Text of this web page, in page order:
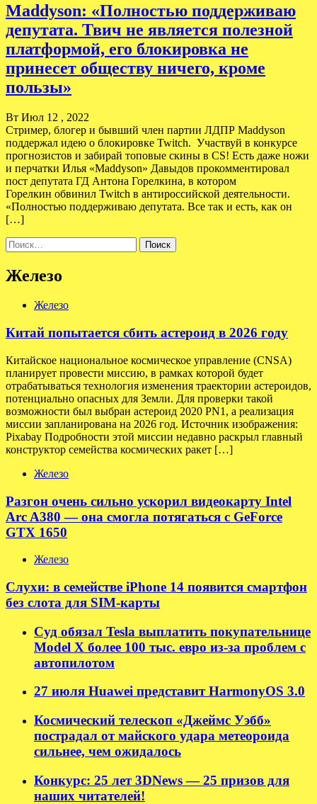
Maddyson: «Полностью поддерживаю
депутата. Твич не является полезной
платформой, его блокировка не
принесет обществу ничего, кроме
пользы»
Вт Июл 12 , 2022
Стример, блогер и бывший член партии ЛДПР Maddyson
поддержал идею о блокировке Twitch. Участвуй в конкурсе
прогнозистов и забирай топовые скины в CS! Есть даже ножи
и перчатки Илья «Maddyson» Давыдов прокомментировал
пост депутата ГД Антона Горелкина, в котором
Горелкин обвинил Twitch в антироссийской деятельности.
«Полностью поддерживаю депутата. Все так и есть, как он
[…]
Найти:
Железо
Железо
Китай попытается сбить астероид в 2026 году
Китайское национальное космическое управление (CNSA)
планирует провести миссию, в рамках которой будет
отрабатываться технология изменения траектории астероидов,
потенциально опасных для Земли. Для проверки такой
возможности был выбран астероид 2020 PN1, а реализация
миссии запланирована на 2026 год. Источник изображения:
Pixabay Подробности этой миссии недавно раскрыл главный
конструктор семейства космических ракет […]
Железо
Разгон очень сильно ускорил видеокарту Intel
Arc A380 — она смогла потягаться с GeForce
GTX 1650
Железо
Слухи: в семействе iPhone 14 появится смартфон
без слота для SIM-карты
Суд обязал Tesla выплатить покупательнице
Model X более 100 тыс. евро из-за проблем с
автопилотом
27 июля Huawei представит HarmonyOS 3.0
Космический телескоп «Джеймс Уэбб»
пострадал от майского удара метеороида
сильнее, чем ожидалось
Конкурс: 25 лет 3DNews — 25 призов для
наших читателей!